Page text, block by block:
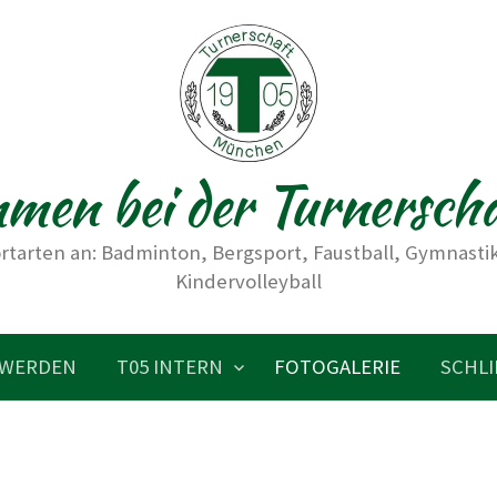
bei der
an: Badminton, Bergsport, Faustball,
Kindervolleyball
T05 INTERN FOTOGALERIE